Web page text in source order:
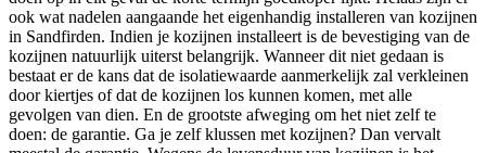
ook wat nadelen aangaande het eigenhandig installeren van kozijnen
in Sandfirden. Indien je kozijnen installeert is de bevestiging van de
kozijnen natuurlijk uiterst belangrijk. Wanneer dit niet gedaan is
bestaat er de kans dat de isolatiewaarde aanmerkelijk zal verkleinen
door kiertjes of dat de kozijnen los kunnen komen, met alle
gevolgen van dien. En de grootste afweging om het niet zelf te
doen: de garantie. Ga je zelf klussen met kozijnen? Dan vervalt